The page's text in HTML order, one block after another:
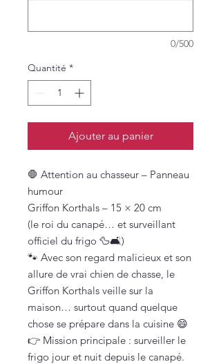
0/500
Quantité *
Ajouter au panier
🛑 Attention au chasseur – Panneau
humour
Griffon Korthals – 15 × 20 cm
(le roi du canapé… et surveillant
officiel du frigo 🦆🛋️)
🐾 Avec son regard malicieux et son
allure de vrai chien de chasse, le
Griffon Korthals veille sur la
maison… surtout quand quelque
chose se prépare dans la cuisine 😄
👉 Mission principale : surveiller le
frigo jour et nuit depuis le canapé.